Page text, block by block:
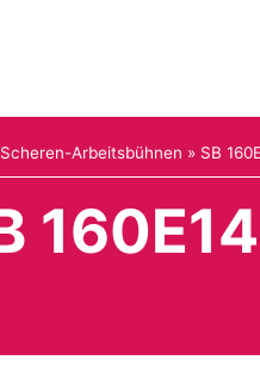
Scheren-Arbeitsbühnen » SB